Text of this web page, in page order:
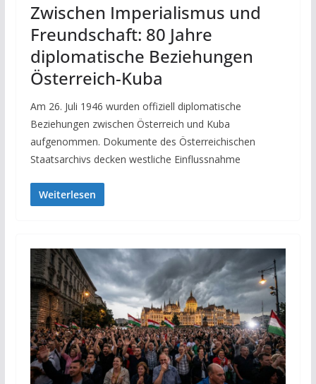
Zwischen Imperialismus und
Freundschaft: 80 Jahre
diplomatische Beziehungen
Österreich-Kuba
Am 26. Juli 1946 wurden offiziell diplomatische
Beziehungen zwischen Österreich und Kuba
aufgenommen. Dokumente des Österreichischen
Staatsarchivs decken westliche Einflussnahme
Weiterlesen